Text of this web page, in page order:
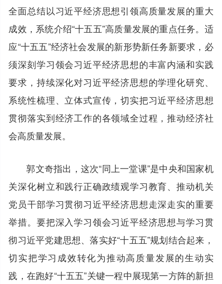
全面总结以习近平经济思想引领高质量发展的重大
成效，系统介绍“十五五”高质量发展的重点任务。适
应“十五五”经济社会发展的新形势新任务新要求，必
须深刻学习领会习近平经济思想的丰富内涵和实践
要求，持续深化对习近平经济思想的学理化研究、
系统性梳理、立体式宣传，切实把习近平经济思想
贯彻落实到经济工作的各领域全过程，推动经济社
会高质量发展。
郭文奇指出，这次“同上一堂课”是中央和国家机
关深化树立和践行正确政绩观学习教育、推动机关
党员干部学习贯彻习近平经济思想走深走实的重要
举措。要把深入学习领会习近平经济思想与学习贯
彻习近平党建思想、落实好“十五五”规划结合起来，
切实把学习成效转化为推动高质量发展的生动实
践，在跑好“十五五”关键一程中展现第一方阵的新担